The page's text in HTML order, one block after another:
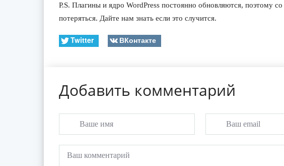
P.S. Плагины и ядро WordPress постоянно обновляются, поэтому
потеряться. Дайте нам знать если это случится.
Twitter ВКонтакте
Добавить комментарий